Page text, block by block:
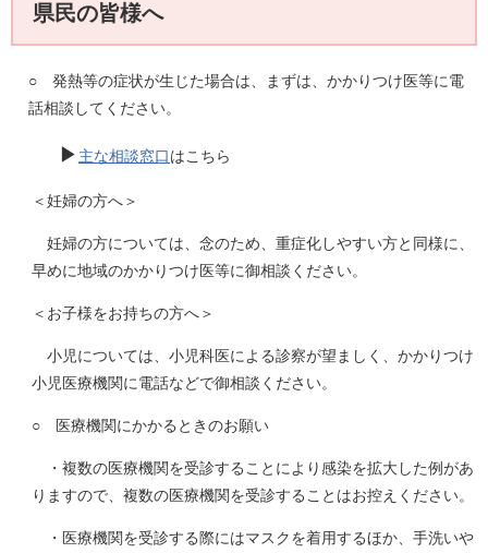
県民の皆様へ
○ 発熱等の症状が生じた場合は、まずは、かかりつけ医等に電
話相談してください。
▶ 主な相談窓口はこちら
＜妊婦の方へ＞
妊婦の方については、念のため、重症化しやすい方と同様に、
早めに地域のかかりつけ医等に御相談ください。
＜お子様をお持ちの方へ＞
小児については、小児科医による診察が望ましく、かかりつけ
小児医療機関に電話などで御相談ください。
○ 医療機関にかかるときのお願い
・複数の医療機関を受診することにより感染を拡大した例があ
りますので、複数の医療機関を受診することはお控えください。
・医療機関を受診する際にはマスクを着用するほか、手洗いや